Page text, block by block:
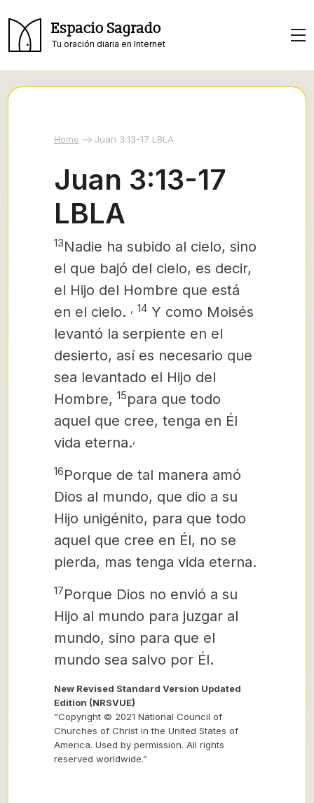
Espacio Sagrado
Tu oración diaria en Internet
Home Juan 3:13-17 LBLA
Juan 3:13-17
LBLA
13Nadie ha subido al cielo, sino
el que bajó del cielo, es decir,
el Hijo del Hombre que está
en el cielo.
14 Y como Moisés
levantó la serpiente en el
desierto, así es necesario que
sea levantado el Hijo del
Hombre, 15para que todo
aquel que cree, tenga en Él
vida eterna.
16Porque de tal manera amó
Dios al mundo, que dio a su
Hijo unigénito, para que todo
aquel que cree en Él, no se
pierda, mas tenga vida eterna.
17Porque Dios no envió a su
Hijo al mundo para juzgar al
mundo, sino para que el
mundo sea salvo por Él.
New Revised Standard Version Updated
Edition (NRSVUE)
“Copyright © 2021 National Council of
Churches of Christ in the United States of
America. Used by permission. All rights
reserved worldwide.”